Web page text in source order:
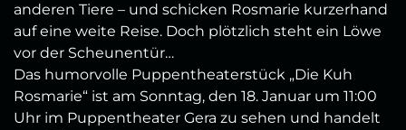
anderen Tiere – und schicken Rosmarie kurzerhand
auf eine weite Reise. Doch plötzlich steht ein Löwe
vor der Scheunentür…
Das humorvolle Puppentheaterstück „Die Kuh
Rosmarie“ ist am Sonntag, den 18. Januar um 11:00
Uhr im Puppentheater Gera zu sehen und handelt